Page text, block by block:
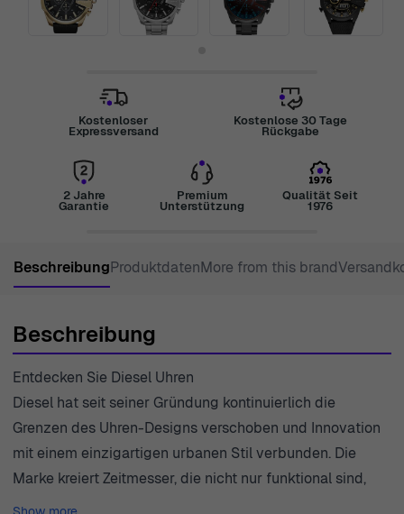
Kostenloser
Expressversand
Kostenlose 30 Tage
Rückgabe
2 Jahre
Garantie
Premium
Unterstützung
Qualität Seit
1976
BeschreibungProduktdatenMore from this brand
Beschreibung
Entdecken Sie Diesel Uhren
Diesel hat seit seiner Gründung kontinuierlich die
Grenzen des Uhren-Designs verschoben und Innovation
mit einem einzigartigen urbanen Stil verbunden. Die
Marke kreiert Zeitmesser, die nicht nur funktional sind,
sondern auch als künstlerische Ausdrucksformen die